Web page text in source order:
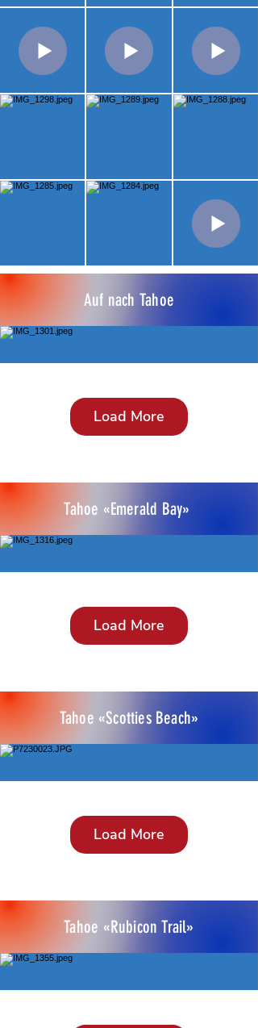
Auf nach Tahoe
Load More
Tahoe «Emerald Bay»
Load More
Tahoe «Scotties Beach»
Load More
Tahoe «Rubicon Trail»